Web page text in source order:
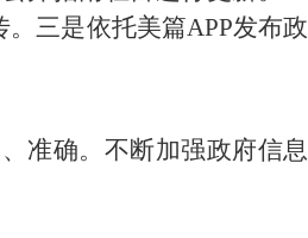
。三是依托美篇APP发布政
准确。不断加强政府信息